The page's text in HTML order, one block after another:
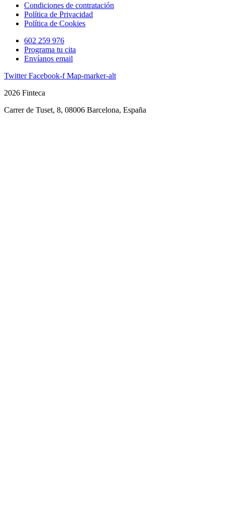
Condiciones de contratación
Política de Privacidad
Política de Cookies
602 259 976
Programa tu cita
Envíanos email
Twitter Facebook-f Map-marker-alt
2026 Finteca
Carrer de Tuset, 8, 08006 Barcelona, España